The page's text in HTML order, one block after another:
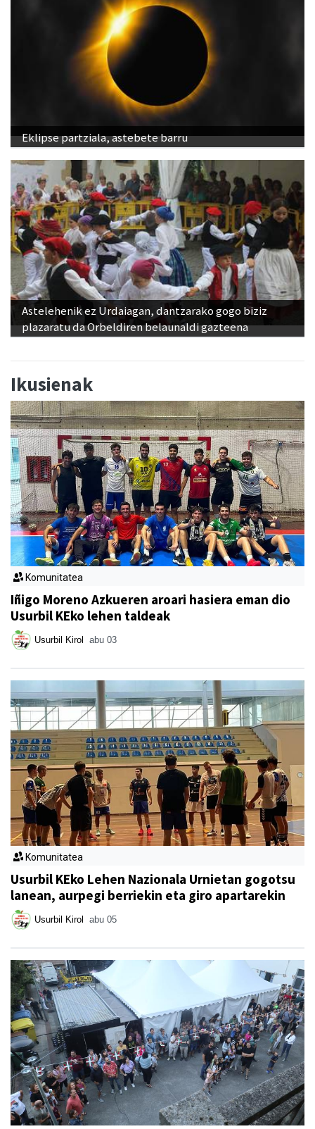
Eklipse partziala, astebete barru
Astelehenik ez Urdaiagan, dantzarako gogo biziz
plazaratu da Orbeldiren belaunaldi gazteena
Ikusienak
Komunitatea
Iñigo Moreno Azkueren aroari hasiera eman dio
Usurbil KEko lehen taldeak
Usurbil Kirol abu 03
Komunitatea
Usurbil KEko Lehen Nazionala Urnietan gogotsu
lanean, aurpegi berriekin eta giro apartarekin
Usurbil Kirol abu 05